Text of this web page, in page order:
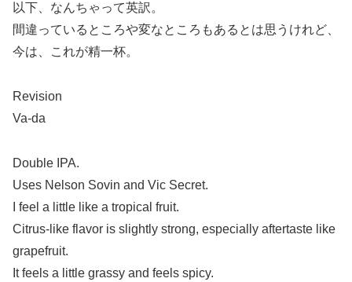
以下、なんちゃって英訳。
間違っているところや変なところもあるとは思うけれど、
今は、これが精一杯。
Revision
Va-da
Double IPA.
Uses Nelson Sovin and Vic Secret.
I feel a little like a tropical fruit.
Citrus-like flavor is slightly strong, especially aftertaste like
grapefruit.
It feels a little grassy and feels spicy.